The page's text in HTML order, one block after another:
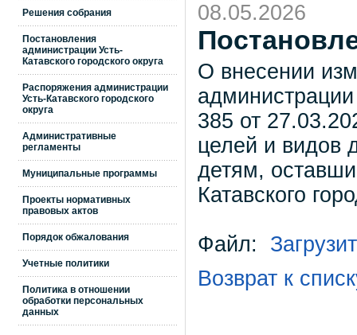
Решения собрания
Постановления
администрации Усть-
Катавского городского округа
Распоряжения администрации
Усть-Катавского городского
округа
Административные
регламенты
Муниципальные программы
Проекты нормативных
правовых актов
Порядок обжалования
Учетные политики
Политика в отношении
обработки персональных
данных
08.05.2026
О внесении
администрации
385 от
целей и видов
детям,
Катавского
Файл:
Возврат к